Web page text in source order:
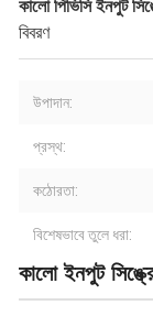
কালো পিভিসি ইনপুট
বিবরণ
উপাদান:
প্রস্থ:
কঠোরতা:
বিশেষভাবে তুলে ধরা:
কালো ইনপুট